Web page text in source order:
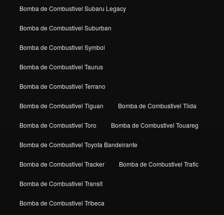
Bomba de Combustivel Subaru Legacy
Bomba de Combustivel Suburban
Bomba de Combustivel Symbol
Bomba de Combustivel Taurus
Bomba de Combustivel Terrano
Bomba de Combustivel Tiguan Bomba de Combustivel Tiida
Bomba de Combustivel Toro Bomba de Combustivel Touareg
Bomba de Combustivel Toyota Bandeirante
Bomba de Combustivel Tracker Bomba de Combustivel Trafic
Bomba de Combustivel Transit
Bomba de Combustivel Tribeca